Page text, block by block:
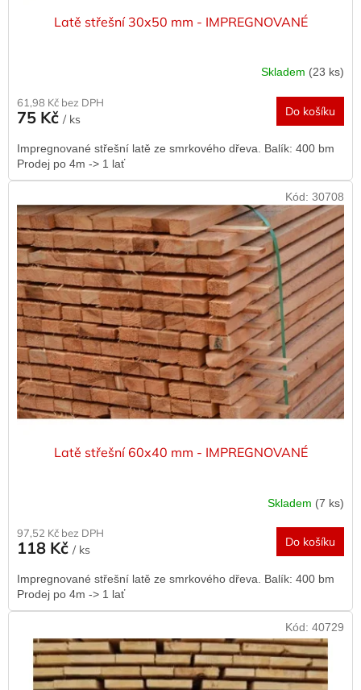
Latě střešní 30x50 mm - IMPREGNOVANÉ
Skladem (23 ks)
61,98 Kč bez DPH
75 Kč / ks
Do košíku
Impregnované střešní latě ze smrkového dřeva. Balík: 400 bm
Prodej po 4m -> 1 lať
Latě střešní 60x40 mm - IMPREGNOVANÉ
Skladem (7 ks)
97,52 Kč bez DPH
118 Kč / ks
Do košíku
Impregnované střešní latě ze smrkového dřeva. Balík: 400 bm
Prodej po 4m -> 1 lať
Kód: 30708
Kód: 40729